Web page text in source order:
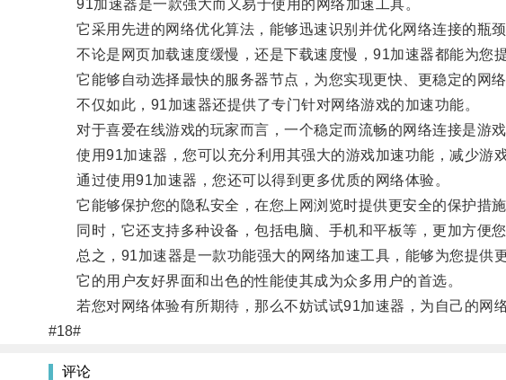
91加速器是一款强大而又易于使用的网络加速工具。
它采用先进的网络优化算法，能够迅速识别并优化网络连接的瓶颈
不论是网页加载速度缓慢，还是下载速度慢，91加速器都能为您提
它能够自动选择最快的服务器节点，为您实现更快、更稳定的网络
不仅如此，91加速器还提供了专门针对网络游戏的加速功能。
对于喜爱在线游戏的玩家而言，一个稳定而流畅的网络连接是游戏
使用91加速器，您可以充分利用其强大的游戏加速功能，减少游
通过使用91加速器，您还可以得到更多优质的网络体验。
它能够保护您的隐私安全，在您上网浏览时提供更安全的保护措施
同时，它还支持多种设备，包括电脑、手机和平板等，更加方便您
总之，91加速器是一款功能强大的网络加速工具，能够为您提供
它的用户友好界面和出色的性能使其成为众多用户的首选。
若您对网络体验有所期待，那么不妨试试91加速器，为自己的网络
#18#
评论